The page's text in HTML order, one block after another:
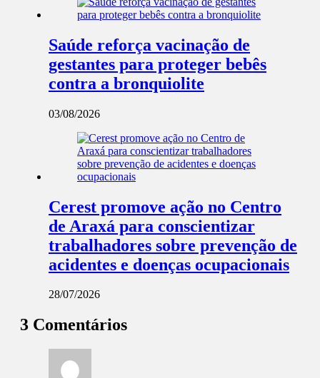
Saúde reforça vacinação de
gestantes para proteger bebês
contra a bronquiolite
03/08/2026
Cerest promove ação no Centro
de Araxá para conscientizar
trabalhadores sobre prevenção de
acidentes e doenças ocupacionais
28/07/2026
3 Comentários